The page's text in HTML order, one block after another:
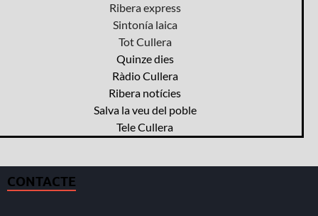
Ribera express
Sintonía laica
Tot Cullera
Quinze dies
Ràdio Cullera
Ribera notícies
Salva la veu del poble
Tele Cullera
CONTACTE